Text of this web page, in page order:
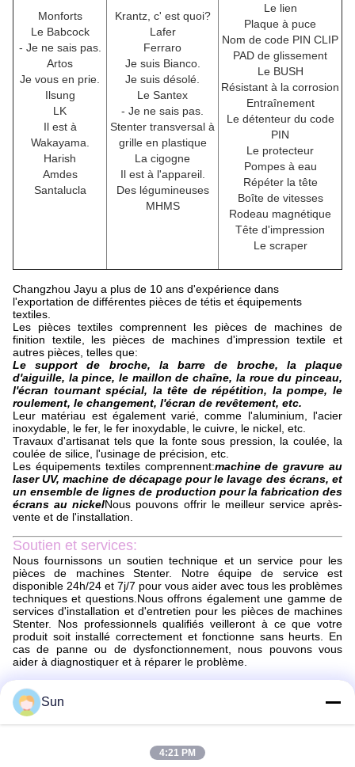
Monforts
Le Babcock
- Je ne sais pas.
Artos
Je vous en prie.
Ilsung
LK
Il est à
Wakayama.
Harish
Amdes
Santalucla
Krantz, c' est quoi?
Lafer
Ferraro
Je suis Bianco.
Je suis désolé.
Le Santex
- Je ne sais pas.
Stenter transversal à
grille en plastique
La cigogne
Il est à l'appareil.
Des légumineuses
MHMS
Le lien
Plaque à puce
Nom de code PIN CLIP
PAD de glissement
Le BUSH
Résistant à la corrosion
Entraînement
Le détenteur du code
PIN
Le protecteur
Pompes à eau
Répéter la tête
Boîte de vitesses
Rodeau magnétique
Tête d'impression
Le scraper
Changzhou Jayu a plus de 10 ans d'expérience dans
l'exportation de différentes pièces de tétis et équipements
textiles.
Les pièces textiles comprennent les pièces de machines de
finition textile, les pièces de machines d'impression textile et
autres pièces, telles que:
Le support de broche, la barre de broche, la plaque
d'aiguille, la pince, le maillon de chaîne, la roue du pinceau,
l'écran tournant spécial, la tête de répétition, la pompe, le
roulement, le changement, l'écran de revêtement, etc.
Leur matériau est également varié, comme l'aluminium, l'acier
inoxydable, le fer, le fer inoxydable, le cuivre, le nickel, etc.
Travaux d'artisanat tels que la fonte sous pression, la coulée, la
coulée de silice, l'usinage de précision, etc.
Les équipements textiles comprennent:machine de gravure au
laser UV, machine de décapage pour le lavage des écrans, et
un ensemble de lignes de production pour la fabrication des
écrans au nickelNous pouvons offrir le meilleur service après-
vente et de l'installation.
Soutien et services:
Nous fournissons un soutien technique et un service pour les
pièces de machines Stenter. Notre équipe de service est
disponible 24h/24 et 7j/7 pour vous aider avec tous les problèmes
techniques et questions.Nous offrons également une gamme de
services d'installation et d'entretien pour les pièces de machines
Stenter. Nos professionnels qualifiés veilleront à ce que votre
produit soit installé correctement et fonctionne sans heurts. En
cas de panne ou de dysfonctionnement, nous pouvons vous
aider à diagnostiquer et à réparer le problème.
Emballage et expédition:
Emballage et expédition de pièces de stenter
Les pièces de la machine à stenter seront emballées en toute
seront emballées dans une boîte de taille appropriée avec un
Sun
4:21 PM